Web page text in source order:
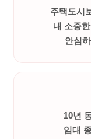
주택도시
내 소중
안심
10년
임대